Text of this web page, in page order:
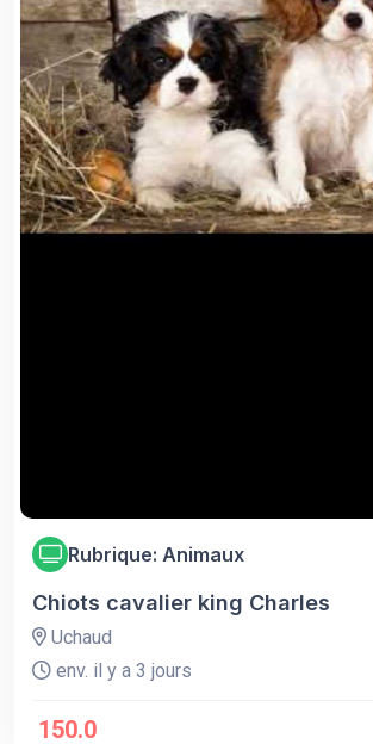
Rubrique: Animaux
Chiots cavalier king Charles
Uchaud
env. il y a 3 jours
150.0